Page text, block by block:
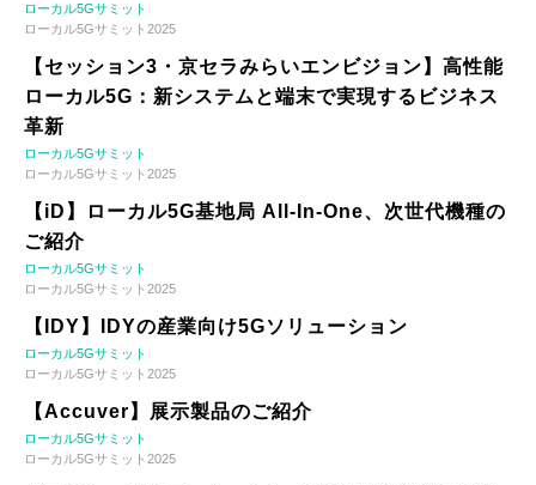
ローカル5Gサミット
ローカル5Gサミット2025
【セッション3・京セラみらいエンビジョン】高性能
ローカル5G：新システムと端末で実現するビジネス
革新
ローカル5Gサミット
ローカル5Gサミット2025
【iD】ローカル5G基地局 All-In-One、次世代機種の
ご紹介
ローカル5Gサミット
ローカル5Gサミット2025
【IDY】IDYの産業向け5Gソリューション
ローカル5Gサミット
ローカル5Gサミット2025
【Accuver】展示製品のご紹介
ローカル5Gサミット
ローカル5Gサミット2025